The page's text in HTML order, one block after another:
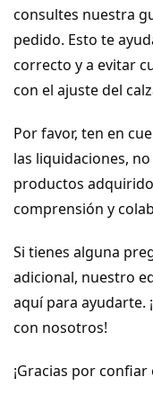
consultes nuestra
pedido. Esto te
correcto y a evitar
con el ajuste del
Por favor, ten en
las liquidaciones,
productos
comprensión y
Si tienes alguna
adicional, nuestro
aquí para ayudarte.
con nosotros!
¡Gracias por